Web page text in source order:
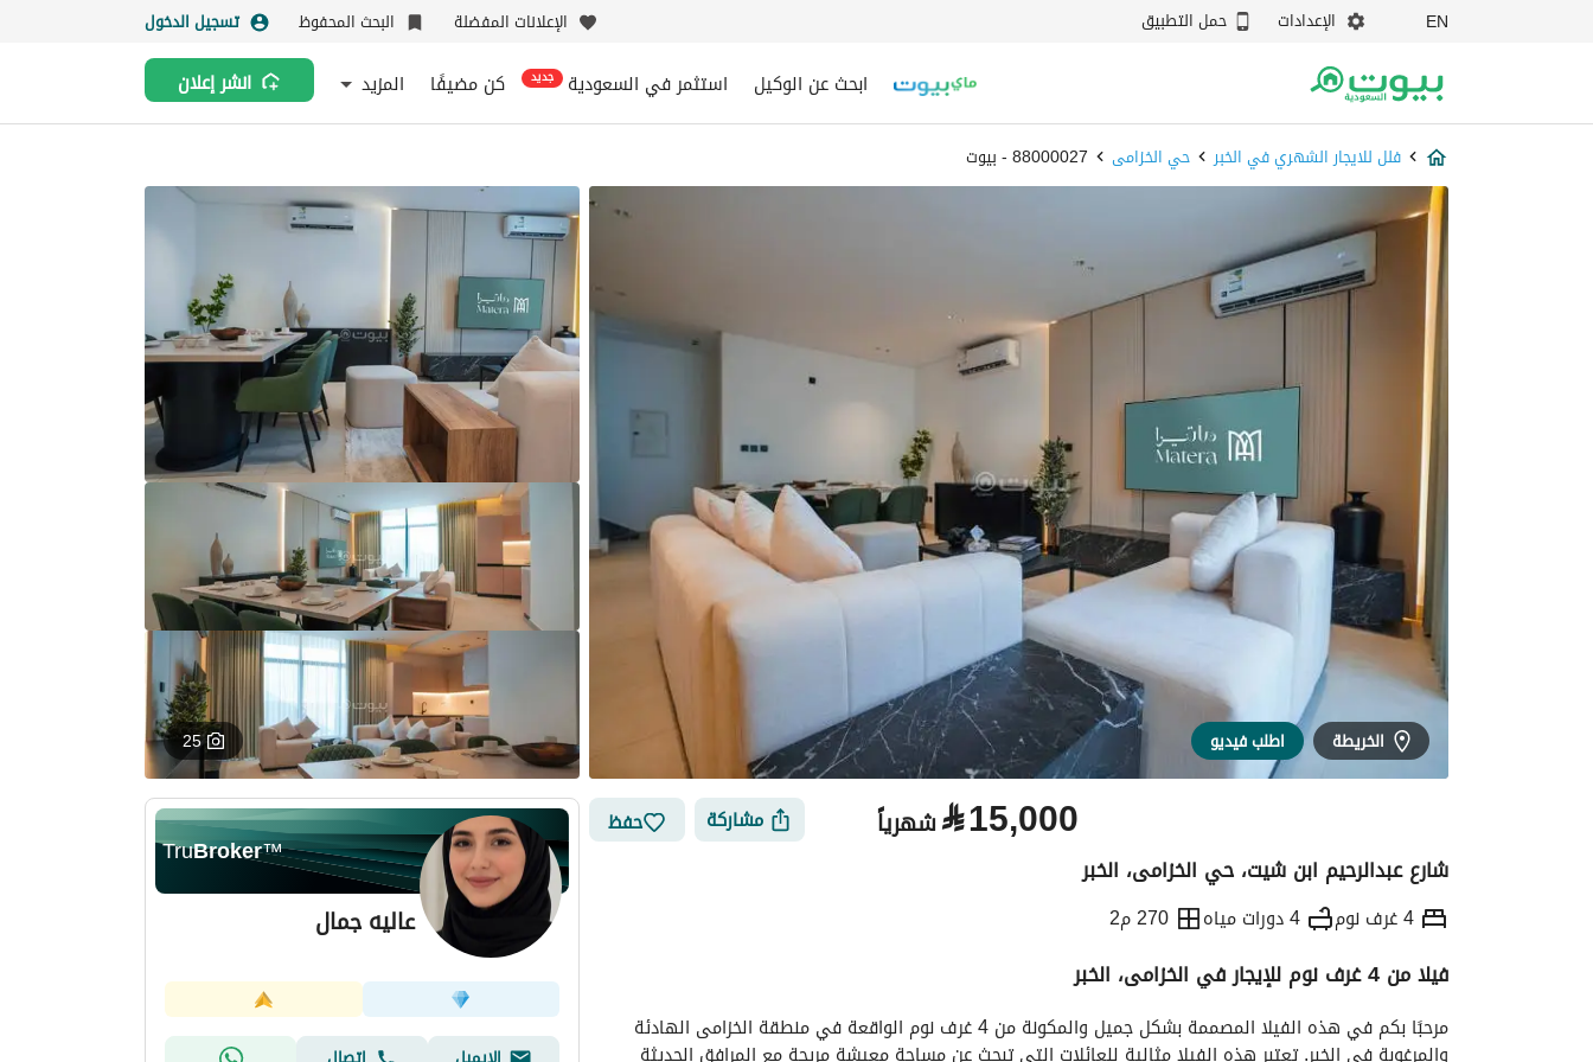
EN الإعدادات حمل التطبيق الإعلانات المفضلة البحث المحفوظ تسجيل الدخول
ابحث عن الوكيل استثمر في السعودية جديد كن مضيفًا المزيد انشر إعلان
فلل للايجار الشهري في الخبر حي الخزامى 88000027 - بيوت
الخريطة اطلب فيديو 25
⃁15,000 شهرياً مشاركة حفظ
شارع عبدالرحيم ابن شيت، حي الخزامى، الخبر
4 غرف نوم 4 دورات مياه 270 م2
معلومات ترخيص الإعلان
فيلا من 4 غرف نوم للإيجار في الخزامى، الخبر
TruBroker™
عاليه جمال